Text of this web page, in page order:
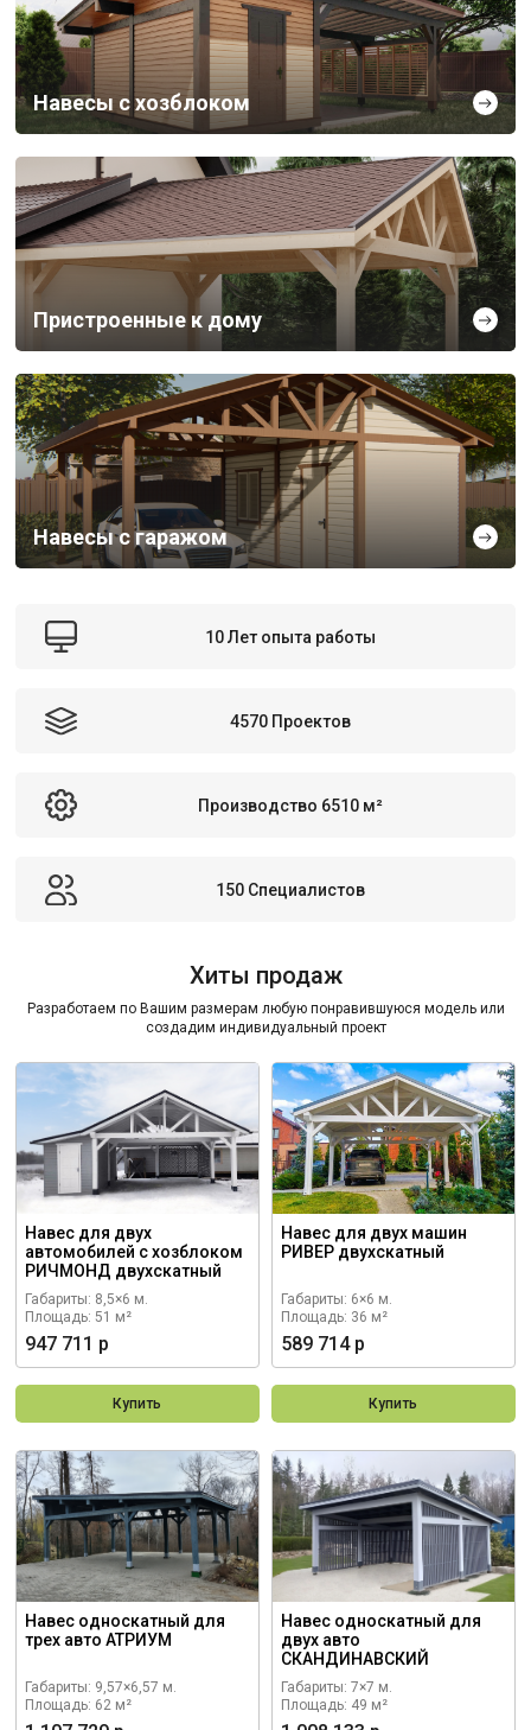
Навесы с хозблоком
Пристроенные к дому
Навесы с гаражом
10 Лет опыта работы
4570 Проектов
Производство 6510 м²
150 Специалистов
Хиты продаж
Разработаем по Вашим размерам любую понравившуюся модель или
создадим индивидуальный проект
Навес для двух
автомобилей с хозблоком
РИЧМОНД двухскатный
Габариты: 8,5×6 м.
Площадь: 51 м²
947 711 р
Купить
Навес для двух машин
РИВЕР двухскатный
Габариты: 6×6 м.
Площадь: 36 м²
589 714 р
Купить
Навес односкатный для
трех авто АТРИУМ
Габариты: 9,57×6,57 м.
Площадь: 62 м²
Навес односкатный для
двух авто
СКАНДИНАВСКИЙ
Габариты: 7×7 м.
Площадь: 49 м²